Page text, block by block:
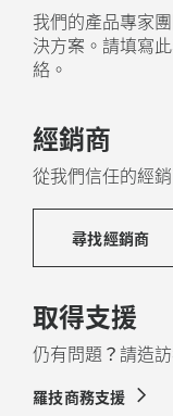
採用
Rally Mic Pod 2
我們的產品專家
決方案。請填寫
絡。
經銷商
從我們信任的經
尋找經銷商
取得支援
仍有問題？請造
羅技商務支援